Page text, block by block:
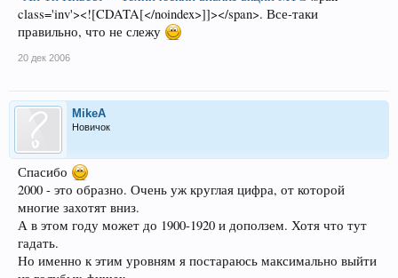
class='inv'><![CDATA[</noindex>]]></span>. Все-таки
правильно, что не слежу
20 дек 2006
MikeA
Новичок
Спасибо
2000 - это образно. Очень уж круглая цифра, от которой
многие захотят вниз.
А в этом году может до 1900-1920 и доползем. Хотя что тут
гадать.
Но именно к этим уровням я постараюсь максимально выйти